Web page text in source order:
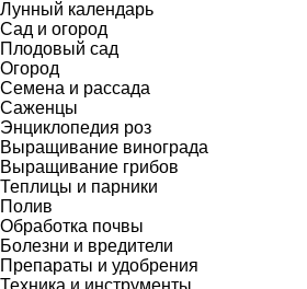
Лунный календарь
Сад и огород
Плодовый сад
Огород
Семена и рассада
Саженцы
Энциклопедия роз
Выращивание винограда
Выращивание грибов
Теплицы и парники
Полив
Обработка почвы
Болезни и вредители
Препараты и удобрения
Техника и инструменты